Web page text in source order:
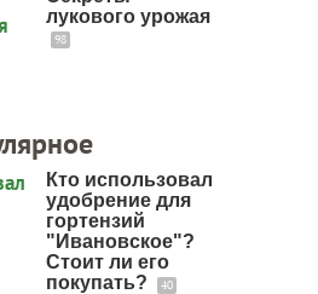
лукового урожая
98
Кто использовал
удобрение для
гортензий
"Ивановское"?
Стоит ли его
покупать?
40